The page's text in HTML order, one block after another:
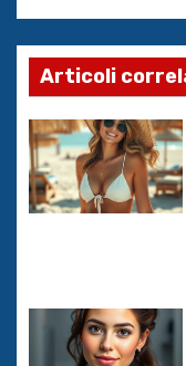
g
a
z
i
o
e
Articoli